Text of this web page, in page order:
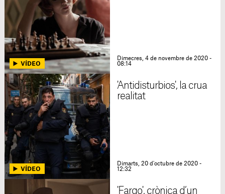
Dimecres, 4 de novembre de 2020 -
08:14
'Antidisturbios', la crua
realitat
Dimarts, 20 d'octubre de 2020 -
12:32
'Fargo', crònica d’un